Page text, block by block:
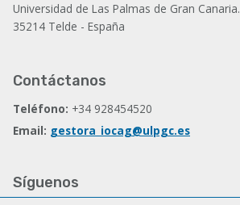
Universidad de Las Palmas de Gran Canaria.
35214 Telde - España
Contáctanos
Teléfono: +34 928454520
Email: gestora_iocag@ulpgc.es
Síguenos